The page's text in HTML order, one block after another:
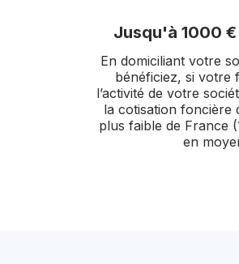
Jusqu'à 1000
En domiciliant votre
bénéficiez, si votre
l’activité de votre
la cotisation foncière
plus faible de France
en